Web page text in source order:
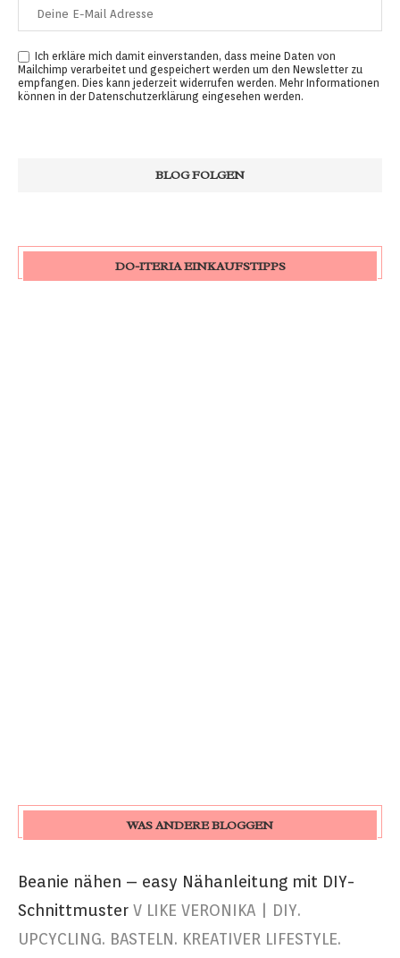
Ich erkläre mich damit einverstanden, dass meine Daten von
Mailchimp verarbeitet und gespeichert werden um den Newsletter zu
empfangen. Dies kann jederzeit widerrufen werden. Mehr Informationen
können in der Datenschutzerklärung eingesehen werden.
DO-ITERIA EINKAUFSTIPPS
WAS ANDERE BLOGGEN
Beanie nähen – easy Nähanleitung mit DIY-
Schnittmuster V LIKE VERONIKA | DIY.
UPCYCLING. BASTELN. KREATIVER LIFESTYLE.